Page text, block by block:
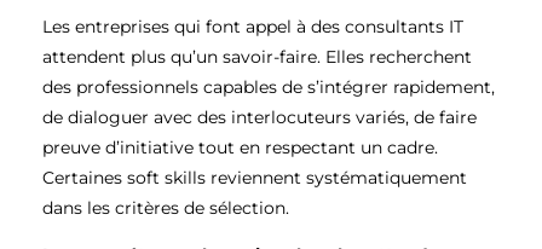
Les entreprises qui font appel à des consultants IT
attendent plus qu’un savoir-faire. Elles recherchent
des professionnels capables de s’intégrer rapidement,
de dialoguer avec des interlocuteurs variés, de faire
preuve d’initiative tout en respectant un cadre.
Certaines soft skills reviennent systématiquement
dans les critères de sélection.